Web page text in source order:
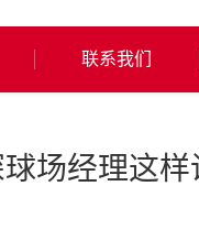
联系我们
场经理这样